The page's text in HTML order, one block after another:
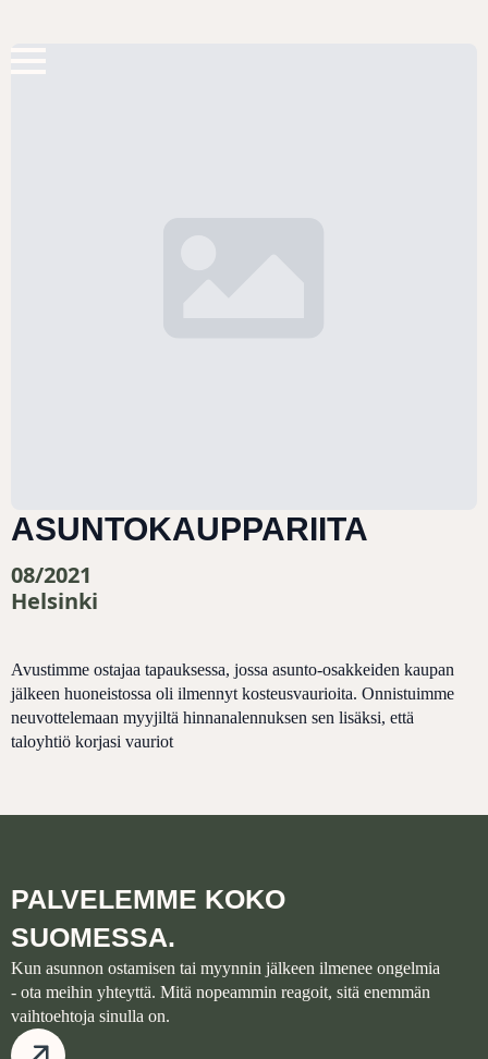
ASUNTOKAUPPARIITA
08/2021
Helsinki
Avustimme ostajaa tapauksessa, jossa asunto-osakkeiden kaupan
jälkeen huoneistossa oli ilmennyt kosteusvaurioita. Onnistuimme
neuvottelemaan myyjiltä hinnanalennuksen sen lisäksi, että
taloyhtiö korjasi vauriot
PALVELEMME KOKO
SUOMESSA.
Kun asunnon ostamisen tai myynnin jälkeen ilmenee ongelmia
- ota meihin yhteyttä. Mitä nopeammin reagoit, sitä enemmän
vaihtoehtoja sinulla on.